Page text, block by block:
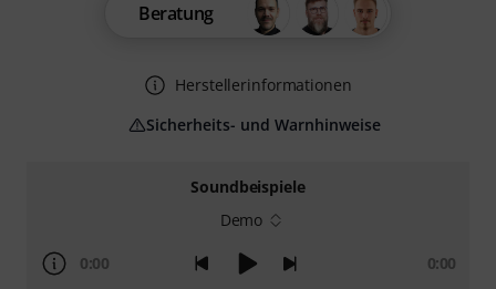
Soundbeispiele
Demo
0:00 0:00
Beratung
Herstellerinformationen
Sicherheits- und Warnhinweise